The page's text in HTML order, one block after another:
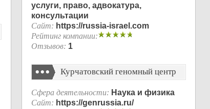
услуги, право, адвокатура,
консультации
Сайт: https://russia-israel.com
Рейтинг компании:
Отзывов: 1
Курчатовский геномный центр
Сфера деятельности: Наука и физика
Сайт: https://genrussia.ru/